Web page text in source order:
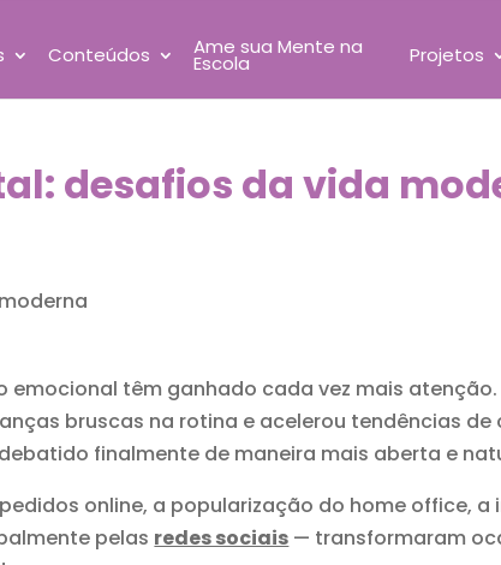
Conteúdos Ame sua Mente na
Escola Projetos
desafios da vida
têm ganhado cada vez mais
bruscas na rotina e acelerou tendências
finalmente de maneira mais aberta e
online, a popularização do home office,
pelas redes sociais — transformaram